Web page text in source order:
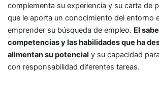
complementa su experiencia y su carta de
que le aporta un conocimiento del entorno
emprender su búsqueda de empleo. El
competencias y las habilidades que ha
alimentan su potencial y su capacidad
con responsabilidad diferentes tareas.